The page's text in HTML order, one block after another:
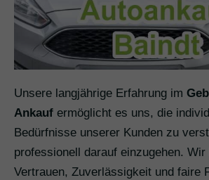
Unsere langjährige Erfahrung im
Ankauf ermöglicht es uns, die
Bedürfnisse unserer Kunden zu
professionell darauf einzugehen.
Vertrauen, Zuverlässigkeit und faire